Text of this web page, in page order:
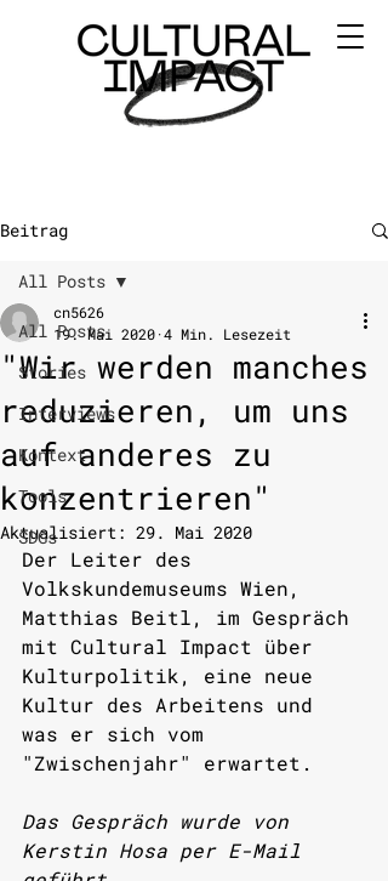
Beitrag
All Posts
Stories
Interviews
Kontext
Tools
SDGs
All Posts
"Wir werden manches
reduzieren, um uns
auf anderes zu
konzentrieren"
cn5626
19. Mai 2020 4 Min. Lesezeit
Aktualisiert: 29. Mai 2020
Der Leiter des
Volkskundemuseums Wien,
Matthias Beitl, im Gespräch
mit Cultural Impact über
Kulturpolitik, eine neue
Kultur des Arbeitens und
was er sich vom
"Zwischenjahr" erwartet.
Das Gespräch wurde von
Kerstin Hosa per E-Mail